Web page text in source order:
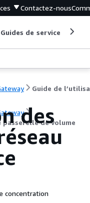
Contactez-nous
Guides de service
de volume
des
concentration